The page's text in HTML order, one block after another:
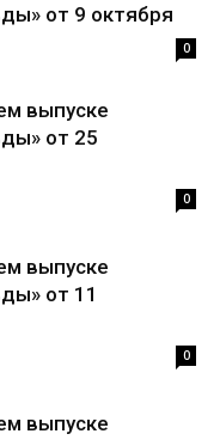
от 9 октября
0
выпуске
от 25
0
выпуске
от 11
0
выпуске